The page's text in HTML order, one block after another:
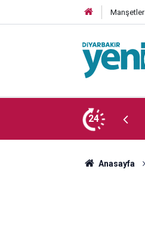
Manşetler
24
genç yaşamını yitirdi
Anasayfa